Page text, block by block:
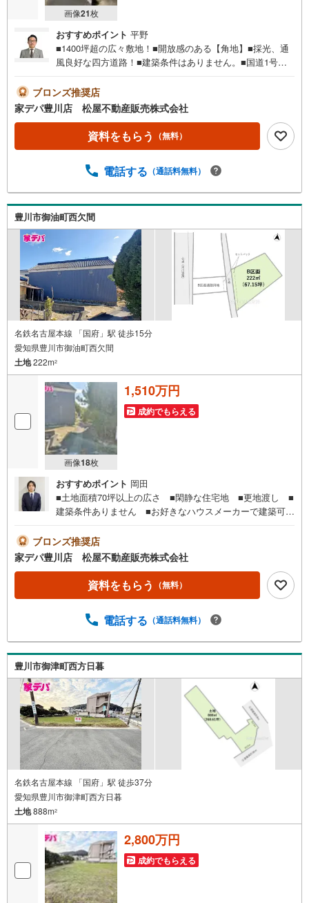
画像21枚
おすすめポイント 平野
■1400坪超の広々敷地！■開放感のある【角地】■採光、通
風良好な四方道路！■建築条件はありません。■国道1号線
ン ・国府小学校 徒歩20分 ・西部中学校 徒歩26
分 ・さつき保育園 徒歩18分●家デパ 松屋不動産販売
のつよみ●・豊橋市・豊川市・知立市・浜松市の4店舗営業
中！三河エリア・遠州エリアの物件ならおまかせくださ
い。新築戸建、中古戸建、中古マンション、土地をお客様
ォーム実績多数！中古物件をご購入の際、約70％という多
ッズスペース用意しております。ぜひご家族そろってご来
場ください。・営業時間 午前9時00分～午後6時30分 （定
休日:水曜日）この時間帯はお電話でのお問い合わせがスム
ーズにご案内できます。右下の電話ボタンをタッチ！もし
くはお気軽にお電話ください。
ブロンズ推奨店
家デパ豊川店 松屋不動産販売株式会社
資料をもらう （無料）
電話する （通話料無料）
豊川市御油町西欠間
名鉄名古屋本線 「国府」駅 徒歩15分
愛知県豊川市御油町西欠間
土地222m2
画像18枚
1,510万円
成約でもらえる
おすすめポイント 岡田
■土地面積70坪以上の広さ ■閑静な住宅地 ■更地渡し ■
建築条件ありません ■お好きなハウスメーカーで建築可
徒歩7分●家デパ 松屋不動産販売 のつよみ●・豊橋市・豊
川市・知立市・浜松市の4店舗営業中！三河エリア・遠州エ
リアの物件ならおまかせください。新築戸建、中古戸建、
中古マンション、土地をお客様のご希望に合わせてご提案
いたします！・中古物件のリフォーム実績多数！中古物件
っています。新築購入より低コストで、新築同様の快適な
前9時00分～午後6時30分 （定休日:水曜日）この時間帯は
お電話でのお問い合わせがスムーズにご案内できます。右
下の電話ボタンをタッチ！もしくはお気軽にお電話くださ
い。
ブロンズ推奨店
家デパ豊川店 松屋不動産販売株式会社
資料をもらう （無料）
電話する （通話料無料）
豊川市御津町西方日暮
名鉄名古屋本線 「国府」駅 徒歩37分
愛知県豊川市御津町西方日暮
土地888m2
2,800万円
成約でもらえる